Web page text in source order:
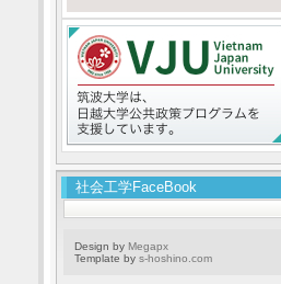
社会工学FaceBook
Design by Megapx
Template by s-hoshino.com